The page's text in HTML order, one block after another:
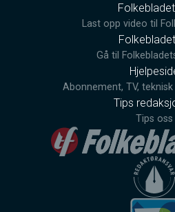
Last opp video til
Gå til
Abonnement, TV,
Tips
Tips oss